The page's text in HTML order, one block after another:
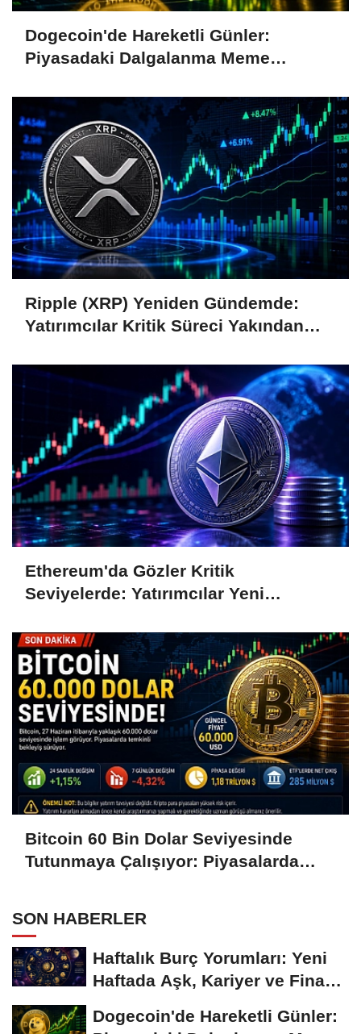
Dogecoin'de Hareketli Günler:
Piyasadaki Dalgalanma Meme
Ripple (XRP) Yeniden Gündemde:
Yatırımcılar Kritik Süreci Yakından
Ethereum'da Gözler Kritik
Seviyelerde: Yatırımcılar Yeni
Bitcoin 60 Bin Dolar Seviyesinde
Tutunmaya Çalışıyor: Piyasalarda
SON HABERLER
Haftalık Burç Yorumları: Yeni
Haftada Aşk, Kariyer ve Finans
Dogecoin'de Hareketli Günler: